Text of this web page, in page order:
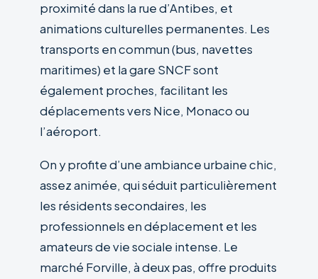
proximité dans la rue d’Antibes, et
animations culturelles permanentes. Les
transports en commun (bus, navettes
maritimes) et la gare SNCF sont
également proches, facilitant les
déplacements vers Nice, Monaco ou
l’aéroport.
On y profite d’une ambiance urbaine chic,
assez animée, qui séduit particulièrement
les résidents secondaires, les
professionnels en déplacement et les
amateurs de vie sociale intense. Le
marché Forville, à deux pas, offre produits